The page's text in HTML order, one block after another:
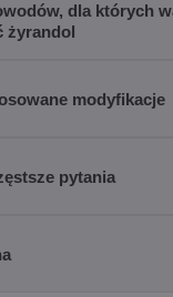
dla których
żyrandol
modyfikacje
pytania